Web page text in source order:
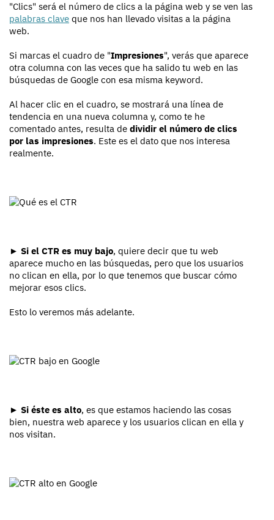
"Clics" será el número de clics a la página web y se ven las
palabras clave que nos han llevado visitas a la página
web.
Si marcas el cuadro de "Impresiones", verás que aparece
otra columna con las veces que ha salido tu web en las
búsquedas de Google con esa misma keyword.
Al hacer clic en el cuadro, se mostrará una línea de
tendencia en una nueva columna y, como te he
comentado antes, resulta de dividir el número de clics
por las impresiones. Este es el dato que nos interesa
realmente.
► Si el CTR es muy bajo, quiere decir que tu web
aparece mucho en las búsquedas, pero que los usuarios
no clican en ella, por lo que tenemos que buscar cómo
mejorar esos clics.
Esto lo veremos más adelante.
► Si éste es alto, es que estamos haciendo las cosas
bien, nuestra web aparece y los usuarios clican en ella y
nos visitan.